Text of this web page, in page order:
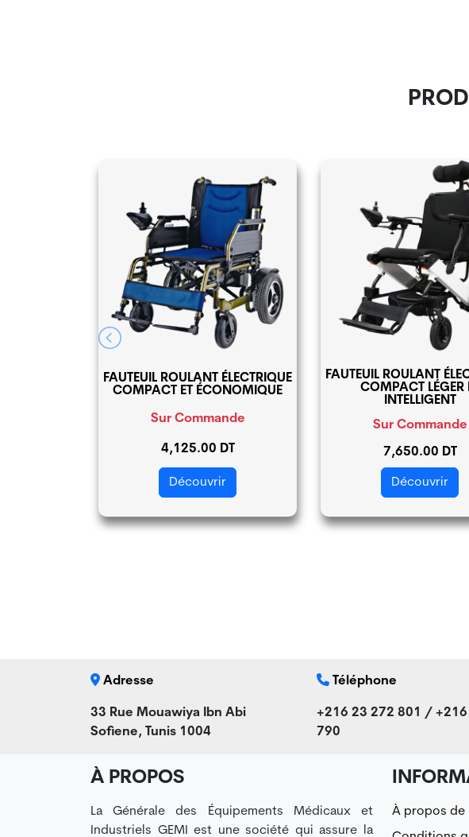
FAUTEUIL ROULANT ÉLECTRIQUE
COMPACT ET ÉCONOMIQUE
Sur Commande
4,125.00 DT
Découvrir
FAUTEUIL ROULANT
COMPACT LÉGER
INTELLIGENT
Sur Commande
7,650.00 DT
Découvrir
Adresse
33 Rue Mouawiya Ibn Abi
Sofiene, Tunis 1004
Téléphone
+216 23 272 801 / +216
790
À PROPOS
La Générale des Équipements Médicaux et
Industriels GEMI est une société qui assure la
À propos de